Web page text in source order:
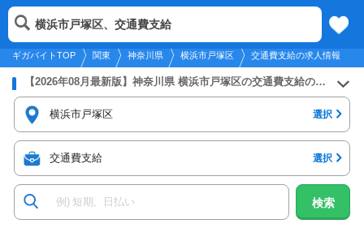
2026年8月8日更新
関東
メニュー
ギガバイトTOP 関東 神奈川県 横浜市戸塚区 交通費支給の求人情報
横浜市戸塚区、交通費支給
【2026年08月最新版】神奈川県 横浜市戸塚区の交通費支給のバイト・アルバイト・パートの求人募集情報
横浜市戸塚区 選択
交通費支給 選択
検索